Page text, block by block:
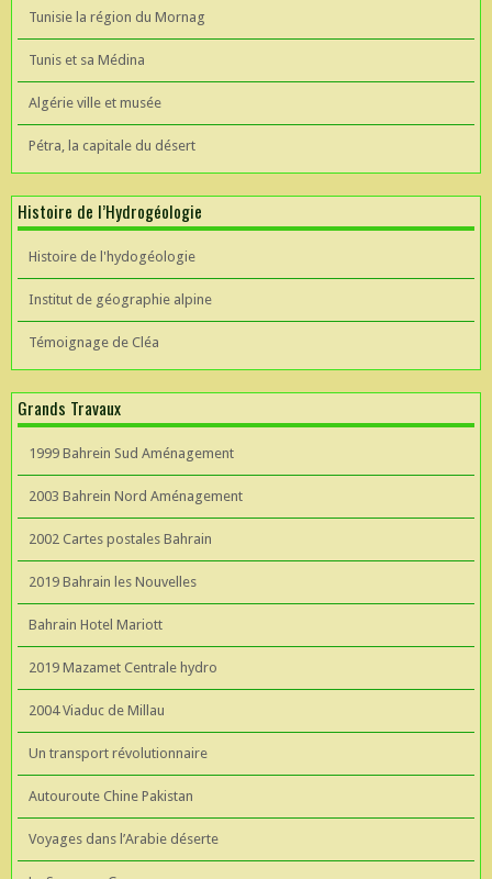
Tunisie la région du Mornag
Tunis et sa Médina
Algérie ville et musée
Pétra, la capitale du désert
Histoire de l’Hydrogéologie
Histoire de l'hydogéologie
Institut de géographie alpine
Témoignage de Cléa
Grands Travaux
1999 Bahrein Sud Aménagement
2003 Bahrein Nord Aménagement
2002 Cartes postales Bahrain
2019 Bahrain les Nouvelles
Bahrain Hotel Mariott
2019 Mazamet Centrale hydro
2004 Viaduc de Millau
Un transport révolutionnaire
Autouroute Chine Pakistan
Voyages dans l’Arabie déserte